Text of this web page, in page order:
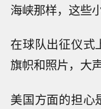
海峡那样，这些
在球队出征仪式
旗帜和照片，大
美国方面的担心